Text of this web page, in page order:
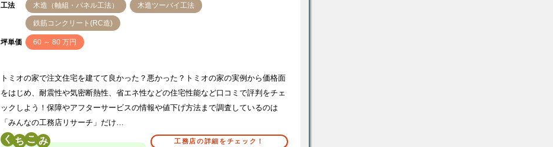
工法 木造（軸組・パネル工法） 木造ツーバイ工法
鉄筋コンクリート(RC造)
坪単価 60 ～ 80 万円
トミオの家で注文住宅を建てて良かった？悪かった？トミオの家の実例から価格面
をはじめ、耐震性や気密断熱性、省エネ性などの住宅性能など口コミで評判をチェ
ックしよう！保障やアフターサービスの情報や値下げ方法まで調査しているのは
「みんなの工務店リサーチ」だけ…
く こ 工務店の詳細をチェック！